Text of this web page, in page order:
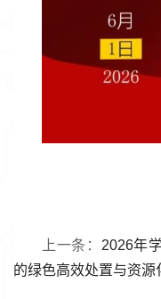
上一条： 2026年
的绿色高效处置与资源